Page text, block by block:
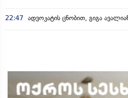
22:47 ადვოკატის ცნობით, გიგა